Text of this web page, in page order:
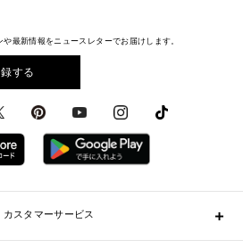
ース
最新情報をニュースレターでお届けします。
する
カスタマーサービス